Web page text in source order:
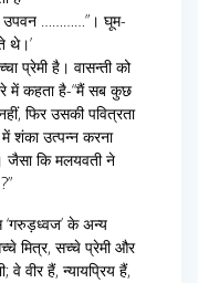
उपवन …………”। घूम-
थे।’
प्रेमी है। वासन्ती को
में कहता है-“मैं सब कुछ
फिर उसकी पवित्रता
में शंका उत्पन्न करना
जैसा कि मलयवती ने
‘गरुड़ध्वज’ के अन्य
मित्र, सच्चे प्रेमी और
वीर हैं, न्यायप्रिय हैं,